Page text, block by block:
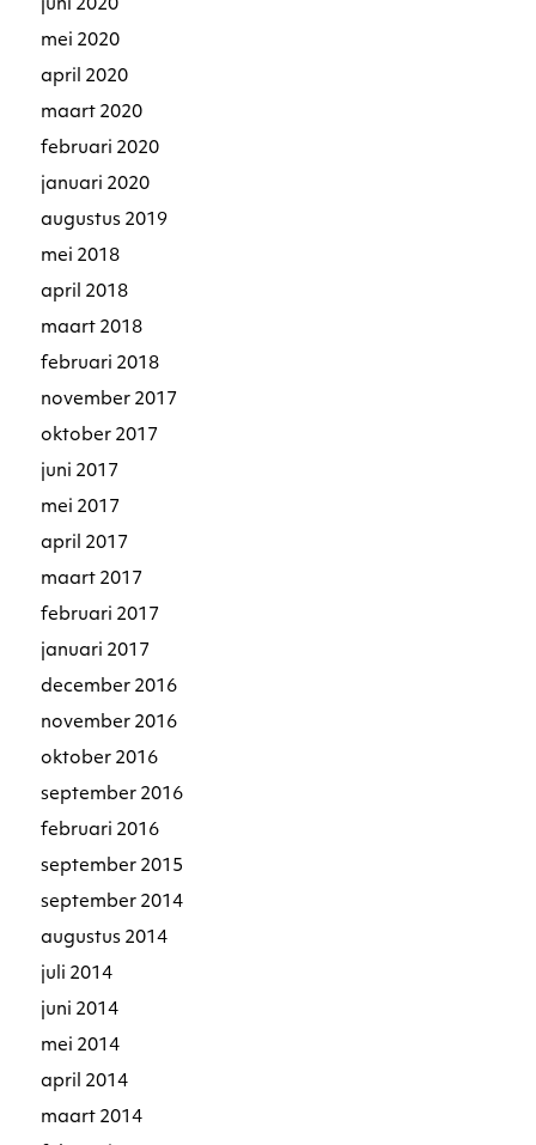
juni 2020
mei 2020
april 2020
maart 2020
februari 2020
januari 2020
augustus 2019
mei 2018
april 2018
maart 2018
februari 2018
november 2017
oktober 2017
juni 2017
mei 2017
april 2017
maart 2017
februari 2017
januari 2017
december 2016
november 2016
oktober 2016
september 2016
februari 2016
september 2015
september 2014
augustus 2014
juli 2014
juni 2014
mei 2014
april 2014
maart 2014